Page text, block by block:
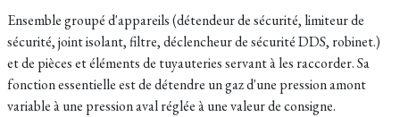
Ensemble groupé d'appareils (détendeur de sécurité, limiteur de
sécurité, joint isolant, filtre, déclencheur de sécurité DDS, robinet.)
et de pièces et éléments de tuyauteries servant à les raccorder. Sa
fonction essentielle est de détendre un gaz d'une pression amont
variable à une pression aval réglée à une valeur de consigne.